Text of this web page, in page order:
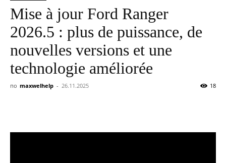
Mise à jour Ford Ranger
2026.5 : plus de puissance, de
nouvelles versions et une
technologie améliorée
по maxwelhelp - 26.11.2025 18